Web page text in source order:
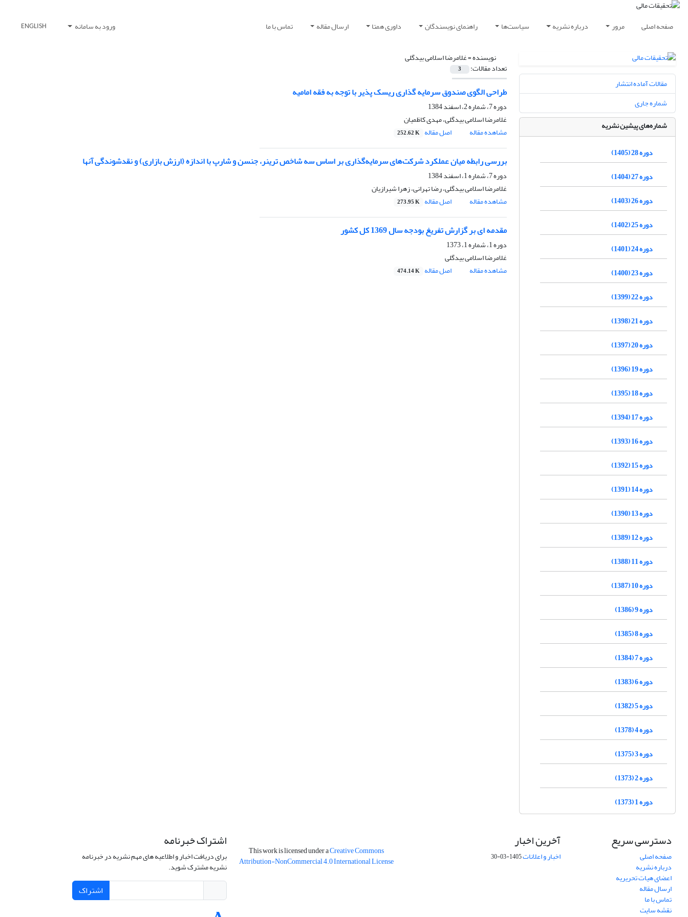
صفحه اصلی مرور درباره نشریه سیاست‌ها راهنمای نویسندگان داوری همتا ارسال مقاله تماس با ما ورود به سامانه ENGLISH
نویسنده =غلامرضا اسلامی بیدگلی
تعداد مقالات: 3
طراحی الگوی صندوق سرمایه گذاری ریسک پذیر با توجه به فقه امامیه
دوره 7، شماره 2، اسفند 1384
غلامرضا اسلامی بیدگلی، مهدی کاظمیان
مشاهده مقاله
اصل مقاله 252.62 K
بررسی رابطه میان عملکرد شرکت‌های سرمایه‌گذاری بر اساس سه شاخص ترینر، جنسن و شارپ با اندازه (ارزش بازاری) و نقدشوندگی آنها
دوره 7، شماره 1، اسفند 1384
غلامرضا اسلامی بیدگلی، رضا تهرانی، زهرا شیرازیان
مشاهده مقاله
اصل مقاله 273.95 K
مقدمه ای بر گزارش تفریغ بودجه سال 1369 کل کشور
دوره 1، شماره 1، 1373
غلامرضا اسلامی بیدگلی
مشاهده مقاله
اصل مقاله 474.14 K
مقالات آماده انتشار
شماره جاری
شماره‌های پیشین نشریه
دوره 28 (1405)
دوره 27 (1404)
دوره 26 (1403)
دوره 25 (1402)
دوره 24 (1401)
دوره 23 (1400)
دوره 22 (1399)
دوره 21 (1398)
دوره 20 (1397)
دوره 19 (1396)
دوره 18 (1395)
دوره 17 (1394)
دوره 16 (1393)
دوره 15 (1392)
دوره 14 (1391)
دوره 13 (1390)
دوره 12 (1389)
دوره 11 (1388)
دوره 10 (1387)
دوره 9 (1386)
دوره 8 (1385)
دوره 7 (1384)
دوره 6 (1383)
دوره 5 (1382)
دوره 4 (1378)
دوره 3 (1375)
دوره 2 (1373)
دوره 1 (1373)
دسترسی سریع
صفحه اصلی
درباره نشریه
اعضای هیات تحریریه
ارسال مقاله
تماس با ما
نقشه سایت
آخرین اخبار
اخبار و اعلانات1405-03-30
This work is licensed under aCreative Commons
Attribution-NonCommercial 4.0 International License
اشتراک خبرنامه
برای دریافت اخبار و اطلاعیه های مهم نشریه در خبرنامه
نشریه مشترک شوید.
اشتراک